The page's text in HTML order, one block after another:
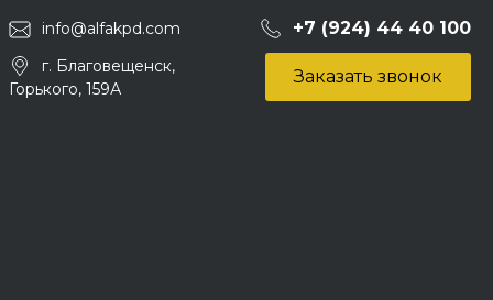
info@alfakpd.com +7 (924) 44 40 100
г. Благовещенск,
Горького, 159А
Заказать звонок